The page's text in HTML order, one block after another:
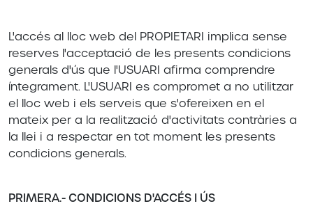
L'accés al lloc web del PROPIETARI implica sense
reserves l'acceptació de les presents condicions
generals d'ús que l'USUARI afirma comprendre
íntegrament. L'USUARI es compromet a no utilitzar
el lloc web i els serveis que s'ofereixen en el
mateix per a la realització d'activitats contràries a
la llei i a respectar en tot moment les presents
condicions generals.
PRIMERA.- CONDICIONS D'ACCÉS I ÚS